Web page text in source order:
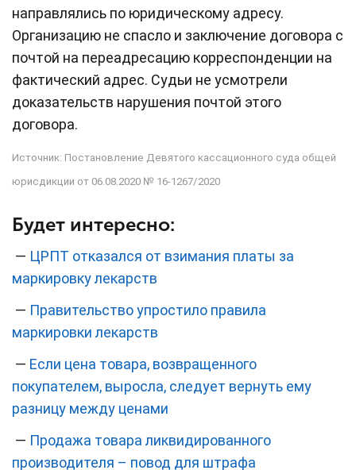
направлялись по юридическому адресу.
Организацию не спасло и заключение договора с
почтой на переадресацию корреспонденции на
фактический адрес. Судьи не усмотрели
доказательств нарушения почтой этого
договора.
Источник: Постановление Девятого кассационного суда общей
юрисдикции от 06.08.2020 № 16-1267/2020
Будет интересно:
— ЦРПТ отказался от взимания платы за
маркировку лекарств
— Правительство упростило правила
маркировки лекарств
— Если цена товара, возвращенного
покупателем, выросла, следует вернуть ему
разницу между ценами
— Продажа товара ликвидированного
производителя – повод для штрафа